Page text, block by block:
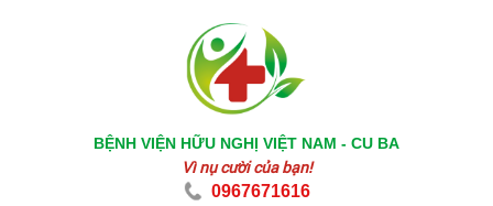
BỆNH VIỆN HỮU NGHỊ VIỆT NAM - CU BA
Vì nụ cười của bạn!
0967671616